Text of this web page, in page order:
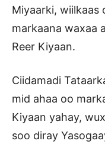
Miyaarki, wiilkaas
markaana waxaa
Reer Kiyaan.
Ciidamadi
mid ahaa oo
Kiyaan yahay,
soo diray